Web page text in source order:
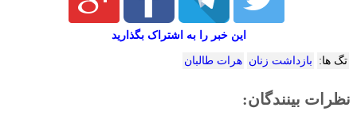
این خبر را به اشتراک بگذارید
تگ ها: بازداشت زنان هرات طالبان
نظرات بینندگان: